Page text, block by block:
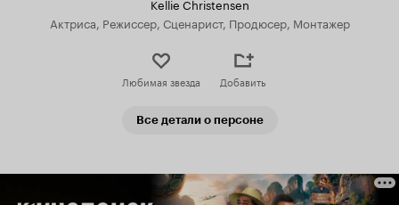
Kellie Christensen
Актриса, Режиссер, Сценарист, Продюсер, Монтажер
Любимая звезда Добавить
Все детали о персоне